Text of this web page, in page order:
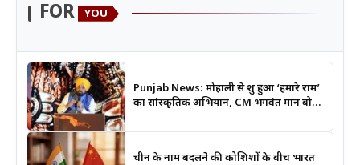
FOR YOU
Punjab News: मोहाली से शुरू हुआ ‘हमारे राम’
का सांस्कृतिक अभियान, CM भगवंत मान बोले-
चीन के नाम बदलने की कोशिशों के बीच भारत